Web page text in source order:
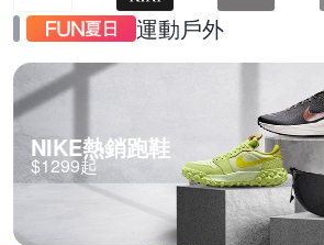
運動戶外
NIKE熱銷跑鞋
$1299起